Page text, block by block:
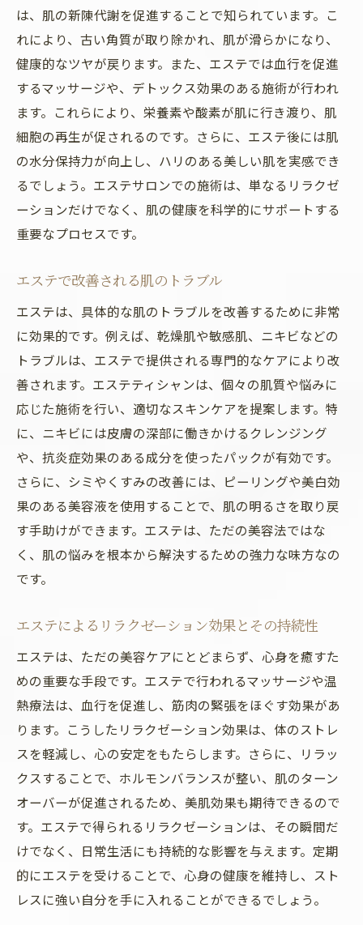
は、肌の新陳代謝を促進することで知られています。こ
れにより、古い角質が取り除かれ、肌が滑らかになり、
健康的なツヤが戻ります。また、エステでは血行を促進
するマッサージや、デトックス効果のある施術が行われ
ます。これらにより、栄養素や酸素が肌に行き渡り、肌
細胞の再生が促されるのです。さらに、エステ後には肌
の水分保持力が向上し、ハリのある美しい肌を実感でき
るでしょう。エステサロンでの施術は、単なるリラクゼ
ーションだけでなく、肌の健康を科学的にサポートする
重要なプロセスです。
エステで改善される肌のトラブル
エステは、具体的な肌のトラブルを改善するために非常
に効果的です。例えば、乾燥肌や敏感肌、ニキビなどの
トラブルは、エステで提供される専門的なケアにより改
善されます。エステティシャンは、個々の肌質や悩みに
応じた施術を行い、適切なスキンケアを提案します。特
に、ニキビには皮膚の深部に働きかけるクレンジング
や、抗炎症効果のある成分を使ったパックが有効です。
さらに、シミやくすみの改善には、ピーリングや美白効
果のある美容液を使用することで、肌の明るさを取り戻
す手助けができます。エステは、ただの美容法ではな
く、肌の悩みを根本から解決するための強力な味方なの
です。
エステによるリラクゼーション効果とその持続性
エステは、ただの美容ケアにとどまらず、心身を癒すた
めの重要な手段です。エステで行われるマッサージや温
熱療法は、血行を促進し、筋肉の緊張をほぐす効果があ
ります。こうしたリラクゼーション効果は、体のストレ
スを軽減し、心の安定をもたらします。さらに、リラッ
クスすることで、ホルモンバランスが整い、肌のターン
オーバーが促進されるため、美肌効果も期待できるので
す。エステで得られるリラクゼーションは、その瞬間だ
けでなく、日常生活にも持続的な影響を与えます。定期
的にエステを受けることで、心身の健康を維持し、スト
レスに強い自分を手に入れることができるでしょう。